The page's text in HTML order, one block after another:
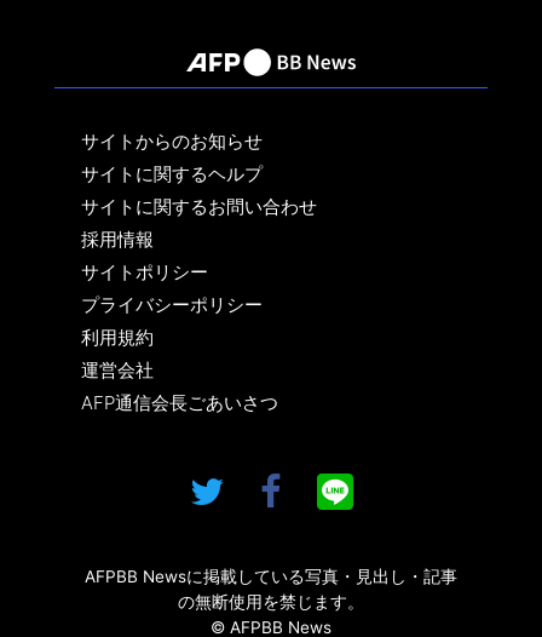
サイトからのお知らせ
サイトに関するヘルプ
サイトに関するお問い合わせ
採用情報
サイトポリシー
プライバシーポリシー
利用規約
運営会社
AFP通信会長ごあいさつ
AFPBB Newsに掲載している写真・見出し・記事
の無断使用を禁じます。
© AFPBB News